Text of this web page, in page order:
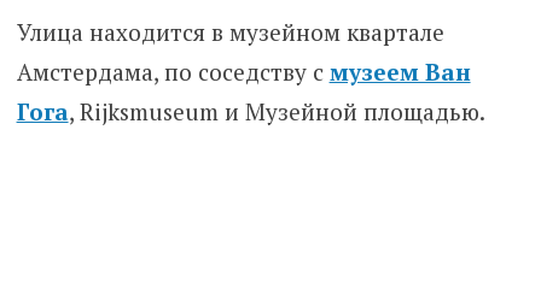
Улица находится в музейном квартале
Амстердама, по соседству с музеем Ван
Гога, Rijksmuseum и Музейной площадью.